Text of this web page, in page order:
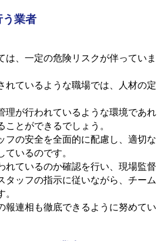
業者
は、一定の危険リスクが伴っていま
れているような職場では、人材の定
理が行われているような環境であれ
とができるでしょう。
フの安全を全面的に配慮し、適切な
いるのです。
れているのか確認を行い、現場監督
タッフの指示に従いながら、チーム
報連相も徹底できるように努めてい